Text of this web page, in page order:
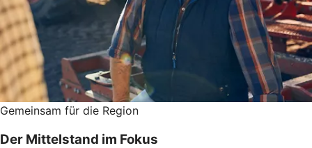
Gemeinsam für die Region
Der Mittelstand im Fokus